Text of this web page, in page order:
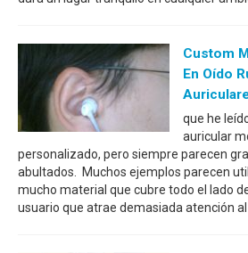
Custom
En Oído
que he
auricular
personalizado, pero siempre parecen
abultados. Muchos ejemplos parecen
mucho material que cubre todo el lado
usuario que atrae demasiada atención al